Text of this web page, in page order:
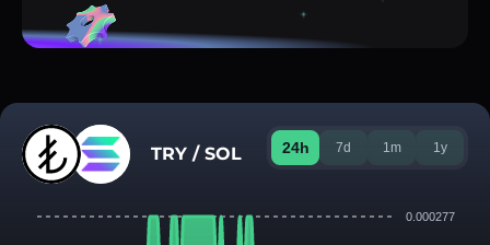
TRY / SOL 24h 7d 1m 1y
0.000277